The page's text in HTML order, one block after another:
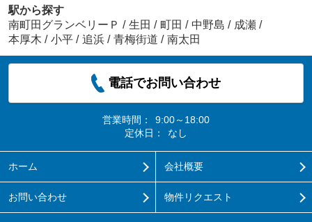
駅から探す
南町田グランベリーＰ / 生田 / 町田 / 中野島 / 成瀬 /
本厚木 / 小平 / 追浜 / 青梅街道 / 南太田
電話でお問い合わせ
営業時間：
9:00～18:00
定休日：
なし
ホーム 会社概要
お問い合わせ 物件リクエスト